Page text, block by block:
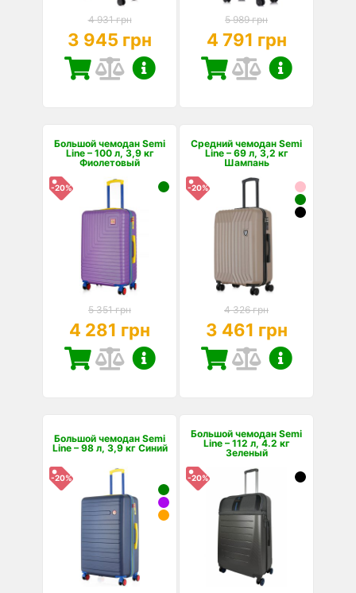
4 931 грн
3 945 грн
5 989 грн
4 791 грн
Большой чемодан Semi
Line – 100 л, 3,9 кг
Фиолетовый
-20%
5 351 грн
4 281 грн
Средний чемодан Semi
Line – 69 л, 3,2 кг
Шампань
-20%
4 326 грн
3 461 грн
Большой чемодан Semi
Line – 98 л, 3,9 кг Синий
-20%
Большой чемодан Semi
Line – 112 л, 4.2 кг
Зеленый
-20%